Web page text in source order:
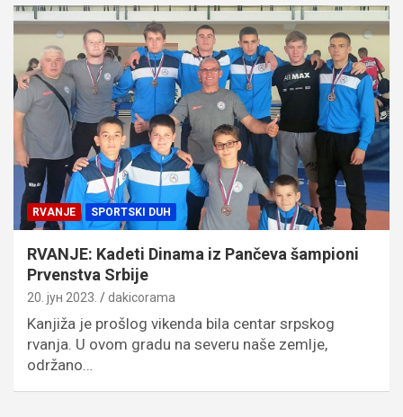
RVANJE SPORTSKI DUH
RVANJE: Kadeti Dinama iz Pančeva šampioni
Prvenstva Srbije
20. јун 2023. dakicorama
Kanjiža je prošlog vikenda bila centar srpskog
rvanja. U ovom gradu na severu naše zemlje,
održano…